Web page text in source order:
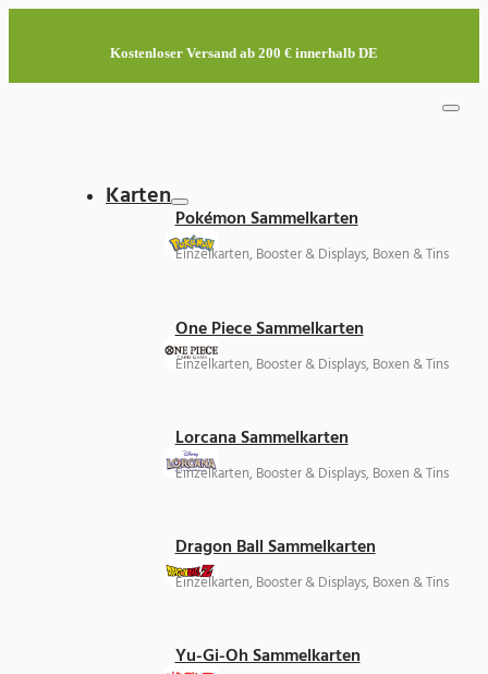
Kostenloser Versand ab 200 € innerhalb DE
Karten
Pokémon Sammelkarten
Einzelkarten, Booster & Displays, Boxen & Tins
One Piece Sammelkarten
Einzelkarten, Booster & Displays, Boxen & Tins
Lorcana Sammelkarten
Einzelkarten, Booster & Displays, Boxen & Tins
Dragon Ball Sammelkarten
Einzelkarten, Booster & Displays, Boxen & Tins
Yu-Gi-Oh Sammelkarten